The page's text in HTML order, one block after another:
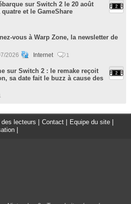
sur Switch 2 le 20 août
et le GameShare
vous à Warp Zone, la newsletter de
2026 Internet 1
sur Switch 2 : le remake reçoit
sa date fait le buzz à cause des
des lecteurs Contact Equipe du site